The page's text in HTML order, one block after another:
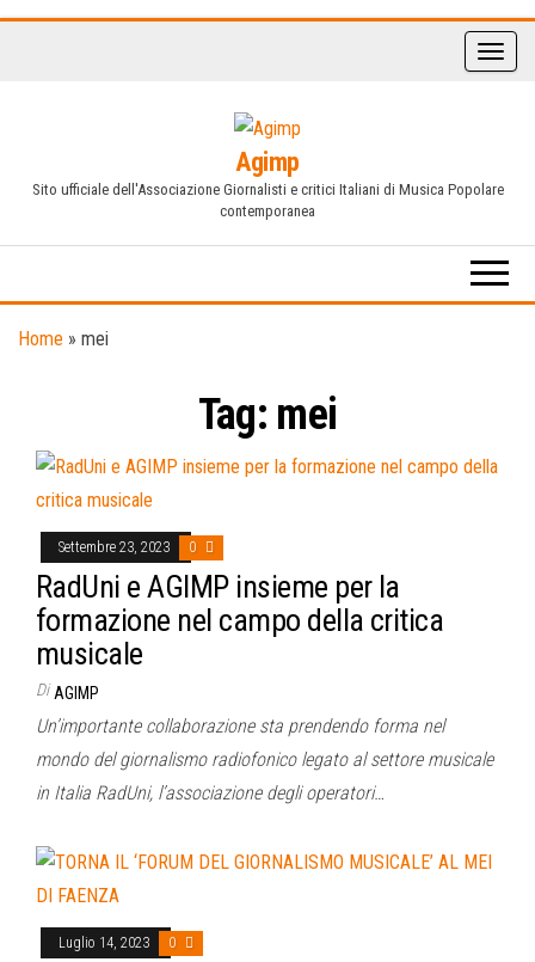
Agimp
Sito ufficiale dell'Associazione Giornalisti e critici Italiani di Musica Popolare
contemporanea
Home » mei
Tag: mei
Settembre 23, 2023 0
RadUni e AGIMP insieme per la
formazione nel campo della critica
musicale
Di AGIMP
Un’importante collaborazione sta prendendo forma nel
mondo del giornalismo radiofonico legato al settore musicale
in Italia RadUni, l’associazione degli operatori…
Luglio 14, 2023 0